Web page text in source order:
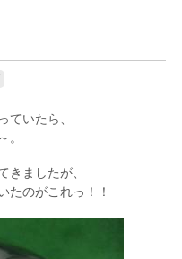
ていたら、
。
きましたが、
たのがこれっ！！